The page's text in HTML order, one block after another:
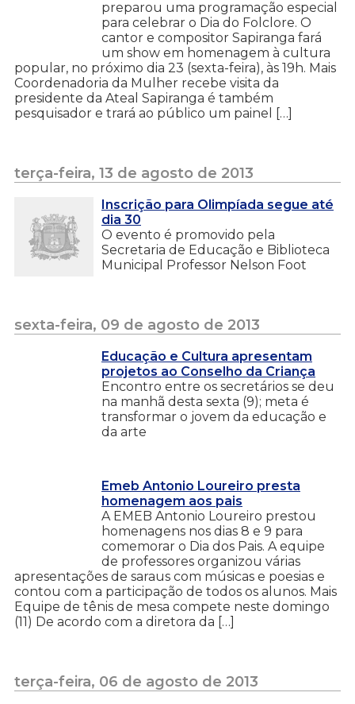
preparou uma programação especial
para celebrar o Dia do Folclore. O
cantor e compositor Sapiranga fará
um show em homenagem à cultura
popular, no próximo dia 23 (sexta-feira), às 19h. Mais
Coordenadoria da Mulher recebe visita da
presidente da Ateal Sapiranga é também
pesquisador e trará ao público um painel […]
terça-feira, 13 de agosto de 2013
Inscrição para Olimpíada segue até
dia 30
O evento é promovido pela
Secretaria de Educação e Biblioteca
Municipal Professor Nelson Foot
sexta-feira, 09 de agosto de 2013
Educação e Cultura apresentam
projetos ao Conselho da Criança
Encontro entre os secretários se deu
na manhã desta sexta (9); meta é
transformar o jovem da educação e
da arte
Emeb Antonio Loureiro presta
homenagem aos pais
A EMEB Antonio Loureiro prestou
homenagens nos dias 8 e 9 para
comemorar o Dia dos Pais. A equipe
de professores organizou várias
apresentações de saraus com músicas e poesias e
contou com a participação de todos os alunos. Mais
Equipe de tênis de mesa compete neste domingo
(11) De acordo com a diretora da […]
terça-feira, 06 de agosto de 2013